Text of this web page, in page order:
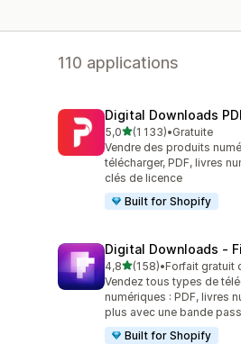
110 applications
Digital Downloads
5,0étoile(s) sur 5
(1 133)
1133 avis au total
•Gratuite
Vendre des produits
télécharger, PDF, livres
clés de licence
Built for Shopify
Digital Downloads ‑
4,8étoile(s) sur 5
(158)
158 avis au total
•Forfait gratuit
Vendez tous types de
numériques : PDF, livres
plus avec une bande
Built for Shopify